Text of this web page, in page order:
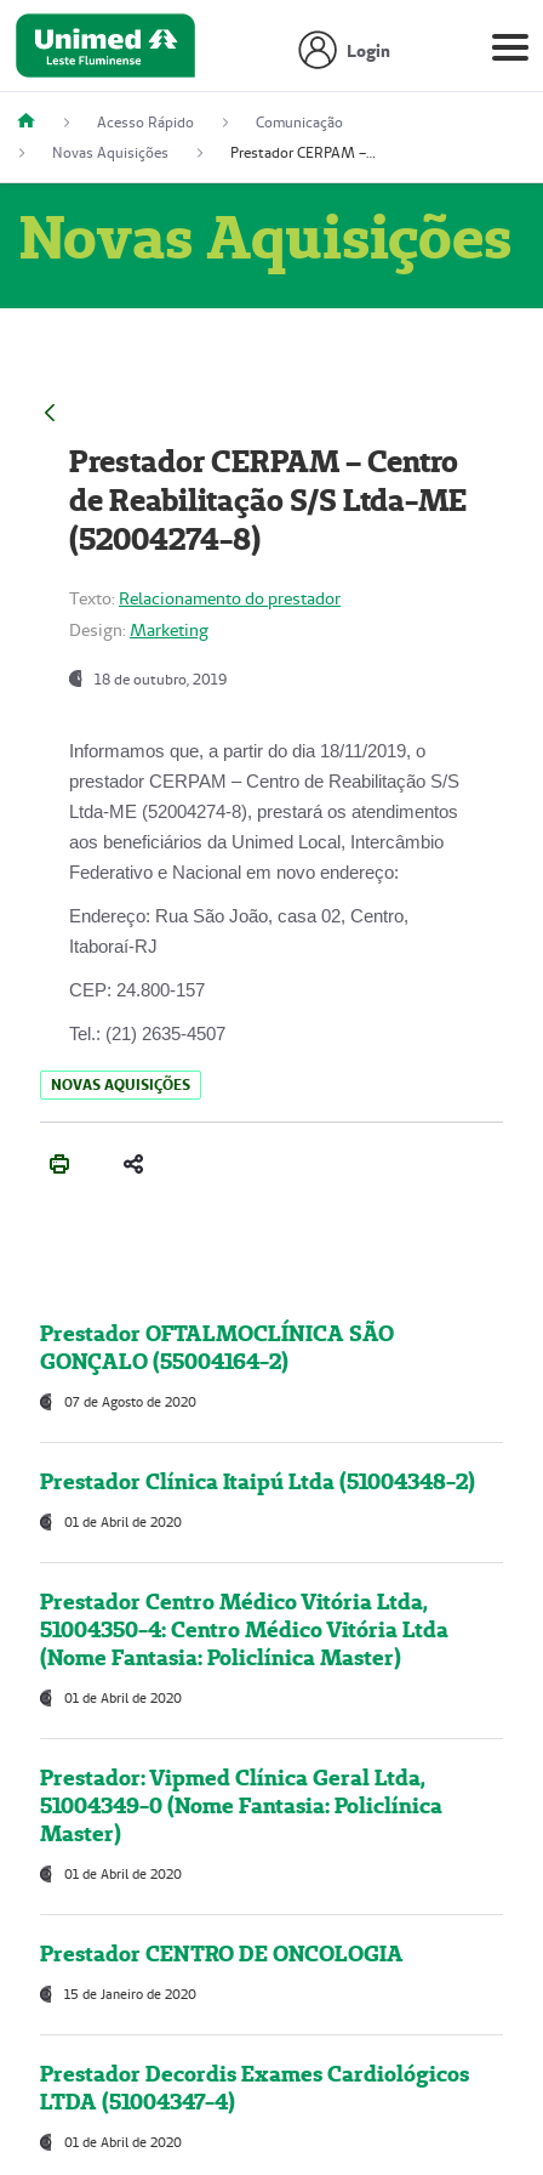
Login
Acesso Rápido
Comunicação
Novas Aquisições
Prestador CERPAM – Centro de Reabilitação S/S Ltda-ME (52004274-8)
Novas Aquisições
Prestador CERPAM – Centro
de Reabilitação S/S Ltda-ME
(52004274-8)
Texto: Relacionamento do prestador
Design: Marketing
18 de outubro, 2019
Informamos que, a partir do dia 18/11/2019, o
prestador CERPAM – Centro de Reabilitação S/S
Ltda-ME (52004274-8), prestará os atendimentos
aos beneficiários da Unimed Local, Intercâmbio
Federativo e Nacional em novo endereço:
Endereço: Rua São João, casa 02, Centro,
Itaboraí-RJ
CEP: 24.800-157
Tel.: (21) 2635-4507
NOVAS AQUISIÇÕES
Prestador OFTALMOCLÍNICA SÃO
GONÇALO (55004164-2)
07 de Agosto de 2020
Prestador Clínica Itaipú Ltda (51004348-2)
01 de Abril de 2020
Prestador Centro Médico Vitória Ltda,
51004350-4: Centro Médico Vitória Ltda
(Nome Fantasia: Policlínica Master)
01 de Abril de 2020
Prestador: Vipmed Clínica Geral Ltda,
51004349-0 (Nome Fantasia: Policlínica
Master)
01 de Abril de 2020
Prestador CENTRO DE ONCOLOGIA
15 de Janeiro de 2020
Prestador Decordis Exames Cardiológicos
LTDA (51004347-4)
01 de Abril de 2020